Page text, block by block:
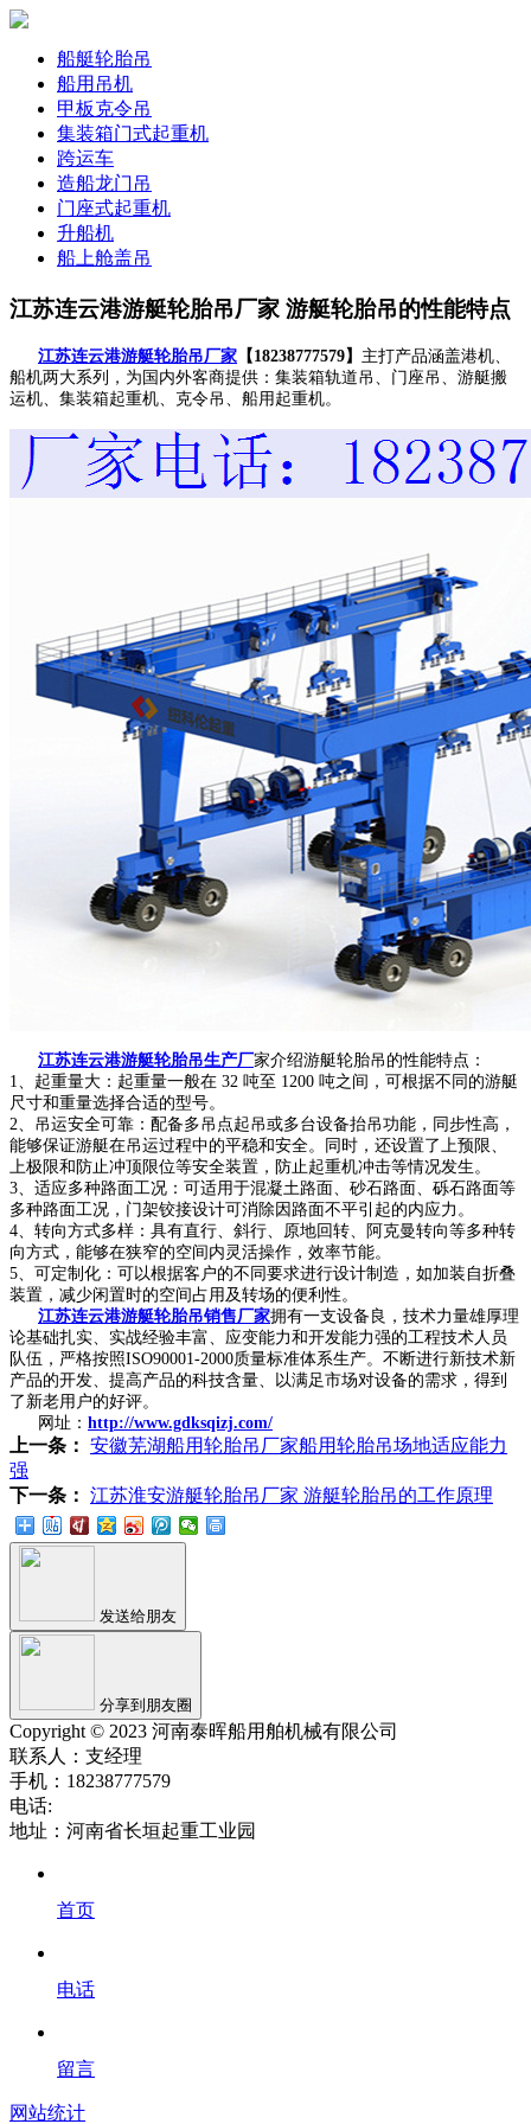
船艇轮胎吊
船用吊机
甲板克令吊
集装箱门式起重机
跨运车
造船龙门吊
门座式起重机
升船机
船上舱盖吊
江苏连云港游艇轮胎吊厂家 游艇轮胎吊的性能特点
江苏连云港游艇轮胎吊厂家 【18238777579】 主打产品涵盖港机、
船机两大系列，为国内外客商提供：集装箱轨道吊、门座吊、游艇搬
运机、集装箱起重机、克令吊、船用起重机。
江苏连云港游艇轮胎吊生产厂家介绍游艇轮胎吊的性能特点：
1、起重量大：起重量一般在 32 吨至 1200 吨之间，可根据不同的游艇
尺寸和重量选择合适的型号。
2、吊运安全可靠：配备多吊点起吊或多台设备抬吊功能，同步性高，
能够保证游艇在吊运过程中的平稳和安全。同时，还设置了上预限、
上极限和防止冲顶限位等安全装置，防止起重机冲击等情况发生。
3、适应多种路面工况：可适用于混凝土路面、砂石路面、砾石路面等
多种路面工况，门架铰接设计可消除因路面不平引起的内应力。
4、转向方式多样：具有直行、斜行、原地回转、阿克曼转向等多种转
向方式，能够在狭窄的空间内灵活操作，效率节能。
5、可定制化：可以根据客户的不同要求进行设计制造，如加装自折叠
装置，减少闲置时的空间占用及转场的便利性。
江苏连云港游艇轮胎吊销售厂家拥有一支设备良，技术力量雄厚理
论基础扎实、实战经验丰富、应变能力和开发能力强的工程技术人员
队伍，严格按照ISO90001-2000质量标准体系生产。不断进行新技术新
产品的开发、提高产品的科技含量、以满足市场对设备的需求，得到
了新老用户的好评。
网址： http://www.gdksqizj.com/
上一条： 安徽芜湖船用轮胎吊厂家船用轮胎吊场地适应能力
强
下一条： 江苏淮安游艇轮胎吊厂家 游艇轮胎吊的工作原理
发送给朋友
分享到朋友圈
Copyright © 2023 河南泰晖船用舶机械有限公司
联系人：支经理
手机：18238777579
电话:
地址：河南省长垣起重工业园
首页
电话
留言
网站统计